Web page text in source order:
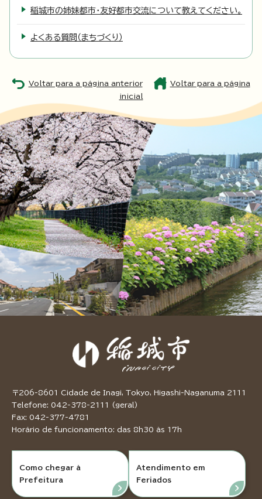
稲城市の姉妹都市・友好都市交流について教えてください。
よくある質問（まちづくり）
Voltar para a página anterior
Voltar para a página
inicial
〒206-8601 Cidade de Inagi, Tokyo, Higashi-Naganuma 2111
Telefone: 042-378-2111 (geral)
Fax: 042-377-4781
Horário de funcionamento: das 8h30 às 17h
Como chegar à
Prefeitura
Atendimento em
Feriados